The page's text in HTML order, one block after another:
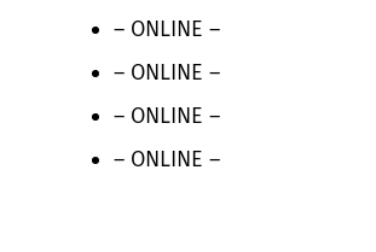
– ONLINE –
– ONLINE –
– ONLINE –
– ONLINE –